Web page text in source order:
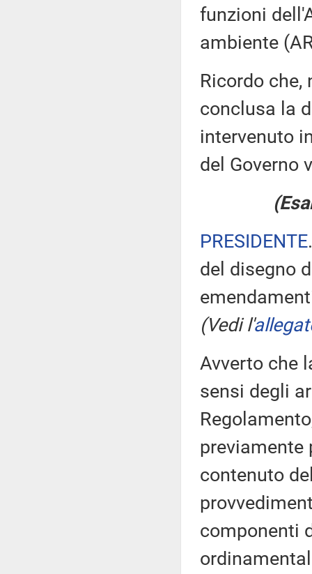
funzioni
ambiente
Ricordo che,
conclusa la
intervenuto
del Governo
PRESIDENTE
del disegno
(Vedi l'
Avverto che
sensi degli
previamente
contenuto
componenti